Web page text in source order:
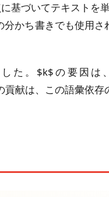
基づいてテキストを
かち書きでも使用
た。$k$の要因は
献は、この語彙依